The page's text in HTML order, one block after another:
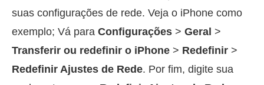
suas configurações de rede. Veja o iPhone como
exemplo; Vá para Configurações > Geral >
Transferir ou redefinir o iPhone > Redefinir >
Redefinir Ajustes de Rede. Por fim, digite sua